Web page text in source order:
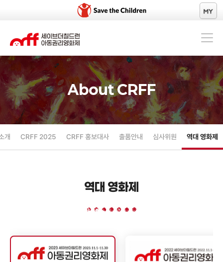
About CRFF
10년의 질문
공동체 상영
About CRFF
개 CRFF 2025 CRFF 홍보대사 출품안내 심사위원 역대 영화제
역대 영화제